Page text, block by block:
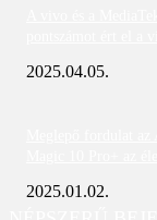
2025.04.05.
2025.01.02.